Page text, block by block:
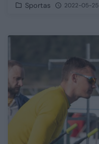
Sportas 2022-05-25